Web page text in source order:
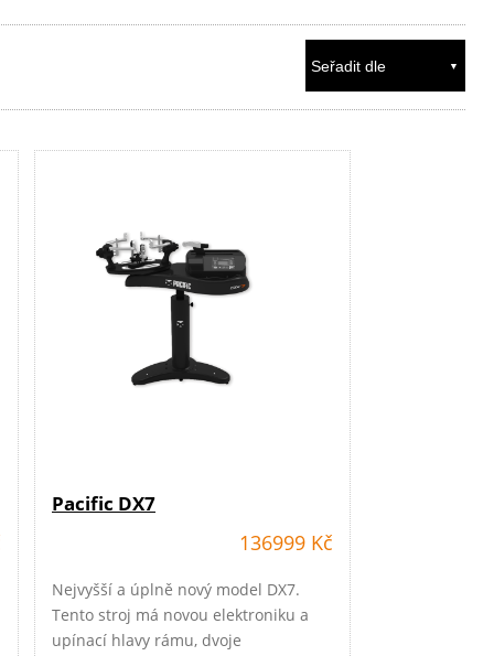
Pacific DX7
136999 Kč
Nejvyšší a úplně nový model DX7.
Tento stroj má novou elektroniku a
upínací hlavy rámu, dvoje